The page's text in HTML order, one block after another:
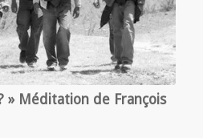
» Méditation de François